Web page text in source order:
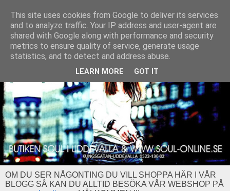
OM DU SER NÅGONTING DU VILL SHOPPA HÄR I VÅR
BLOGG SÅ KAN DU ALLTID BESÖKA VÅR WEBSHOP PÅ
This site uses cookies from Google to deliver its services
and to analyze traffic. Your IP address and user-agent are
shared with Google along with performance and security
metrics to ensure quality of service, generate usage
statistics, and to detect and address abuse.
LEARN MORE GOT IT